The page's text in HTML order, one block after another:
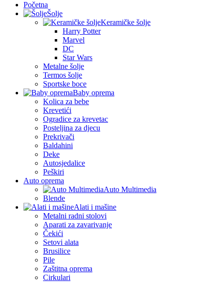
Početna
Šolje
Keramičke šolje
Harry Potter
Marvel
DC
Star Wars
Metalne šolje
Termos šolje
Sportske boce
Baby oprema
Kolica za bebe
Krevetići
Ogradice za krevetac
Posteljina za djecu
Prekrivači
Baldahini
Deke
Autosjedalice
Peškiri
Auto oprema
Auto Multimedia
Blende
Alati i mašine
Metalni radni stolovi
Aparati za zavarivanje
Čekići
Setovi alata
Brusilice
Pile
Zaštitna oprema
Cirkulari